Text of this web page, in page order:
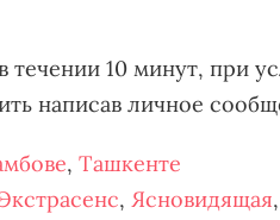
10 минут, при
написав личное
, Ташкенте
, Ясновидящая,